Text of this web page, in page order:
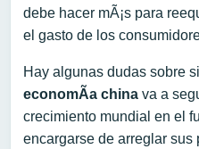
debe hacer mÃ¡s para
el gasto de los
Hay algunas dudas sobre
economÃ­a china va a
crecimiento mundial en el
encargarse de arreglar sus